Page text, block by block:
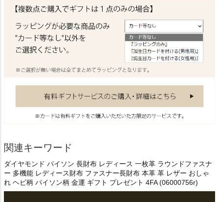
関連キーワード
ダイヤモンド パイソン 長財布 レディース 一枚革 ラウンドファスナ
ー 多機能 レディース財布 ファスナー長財布 本革 革 レザー おしゃ
れ ヘビ柄 パイソン柄 金運 ギフト プレゼント 4FA (06000756r)